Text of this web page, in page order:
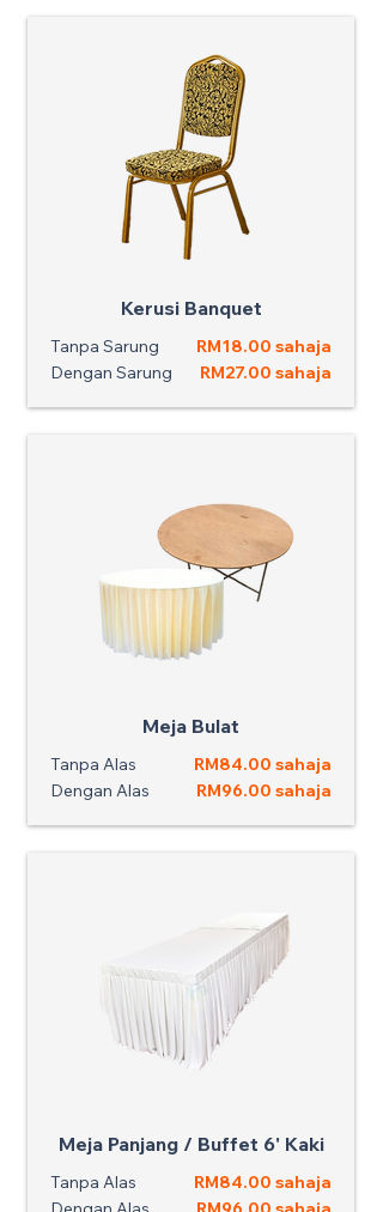
Kerusi Banquet
Tanpa Sarung
RM18.00 sahaja
Dengan Sarung
RM27.00 sahaja
Meja Bulat
Tanpa Alas
RM84.00 sahaja
Dengan Alas
RM96.00 sahaja
Meja Panjang / Buffet 6' Kaki
Tanpa Alas
RM84.00 sahaja